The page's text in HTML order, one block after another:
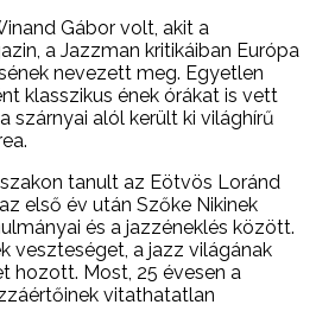
Gábor volt, akit a
a Jazzman kritikáiban Európa
nevezett meg. Egyetlen
klasszikus ének órákat is vett
szárnyai alól került ki világhírű
tanult az Eötvös Loránd
első év után Szőke Nikinek
és a jazzéneklés között.
veszteséget, a jazz világának
hozott. Most, 25 évesen a
vitathatatlan